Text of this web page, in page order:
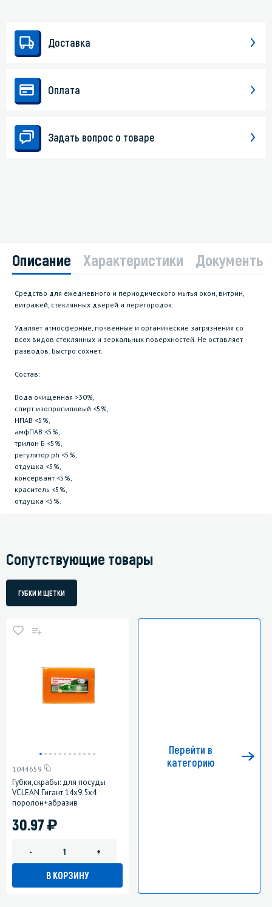
Доставка
Оплата
Задать вопрос о товаре
Описание Характеристики Документы
Средство для ежедневного и периодического мытья окон, витрин,
витражей, стеклянных дверей и перегородок.
Удаляет атмосферные, почвенные и органические загрязнения со
всех видов стеклянных и зеркальных поверхностей. Не оставляет
разводов. Быстро сохнет.
Состав:
Вода очищенная >30%,
спирт изопропиловый <5%,
НПАВ <5%,
амфПАВ <5%,
трилон Б <5%,
регулятор ph <5%,
отдушка <5%,
консервант <5%,
краситель <5%,
отдушка <5%.
Сопутствующие товары
ГУБКИ И ЩЕТКИ
1044659
Губки,скрабы: для посуды
VCLEAN Гигант 14х9.5х4
поролон+абразив
30.97)
- +
В КОРЗИНУ
Перейти в
категорию